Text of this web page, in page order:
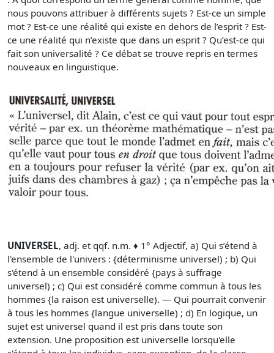
nous pouvons attribuer à différents sujets ? Est-ce un simple
mot ? Est-ce une réalité qui existe en dehors de l’esprit ? Est-
ce une réalité qui n’existe que dans un esprit ? Qu’est-ce qui
fait son universalité ? Ce débat se trouve repris en termes
nouveaux en linguistique.
UNIVERSEL, adj. et qqf. n.m. ♦ 1° Adjectif, a) Qui s’étend à
l'ensemble de l'univers : {déterminisme universel) ; b) Qui
s'étend à un ensemble considéré {pays à suffrage
universel) ; c) Qui est considéré comme commun à tous les
hommes {la raison est universelle). — Qui pourrait convenir
à tous les hommes {langue universelle) ; d) En logique, un
sujet est universel quand il est pris dans toute son
extension. Une proposition est universelle lorsqu'elle